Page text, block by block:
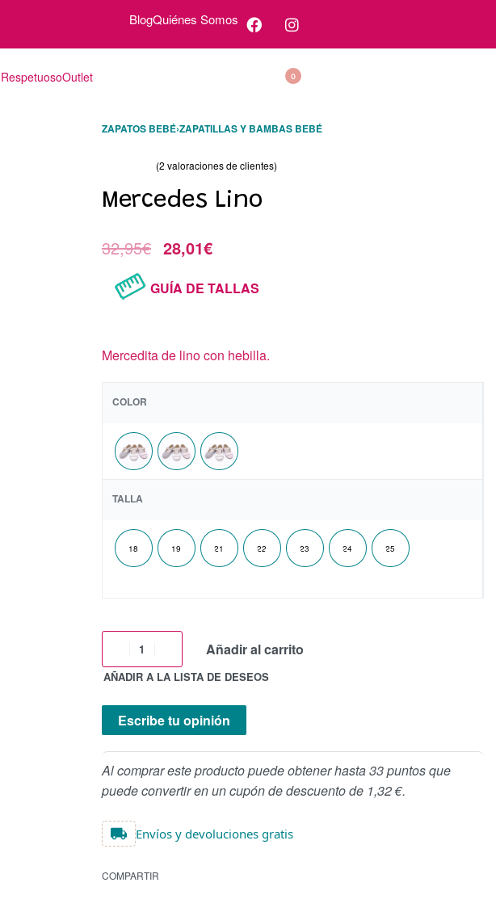
BlogQuiénes Somos
RespetuosoOutlet 0
ZAPATOS BEBÉ›ZAPATILLAS Y BAMBAS BEBÉ
(2 valoraciones de clientes)
Mercedes Lino
32,95€ 28,01€
GUÍA DE TALLAS
Mercedita de lino con hebilla.
COLOR
TALLA
18 19 21 22 23 24 25
Añadir al carrito
AÑADIR A LA LISTA DE DESEOS
Escribe tu opinión
Al comprar este producto puede obtener hasta 33 puntos que
puede convertir en un cupón de descuento de 1,32 €.
Envíos y devoluciones gratis
COMPARTIR